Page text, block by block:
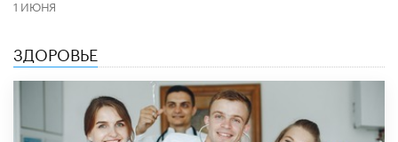
1 ИЮНЯ
ЗДОРОВЬЕ